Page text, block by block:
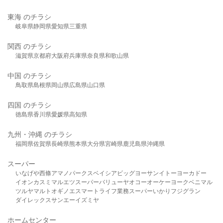
東海 のチラシ
岐阜県静岡県愛知県三重県
関西 のチラシ
滋賀県京都府大阪府兵庫県奈良県和歌山県
中国 のチラシ
鳥取県島根県岡山県広島県山口県
四国 のチラシ
徳島県香川県愛媛県高知県
九州・沖縄 のチラシ
福岡県佐賀県長崎県熊本県大分県宮崎県鹿児島県沖縄県
スーパー
いなげや西條アマノパークスベイシア ビッグヨーサンイトーヨーカドー
イオンカスミ マルエツスーパーバリューヤオコーオーケー ヨークベニマル
ツルヤマルト オギノ エスマート ライフ業務スーパーいかり フジグラン
ダイレックスサンエーイズミヤ
ホームセンター